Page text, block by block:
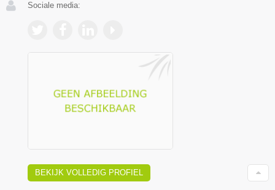
Sociale media:
BEKIJK VOLLEDIG PROFIEL